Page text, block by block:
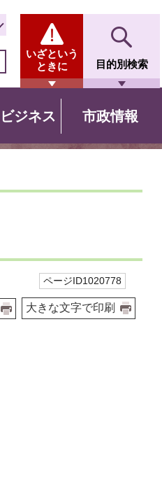
いざという
ときに
目的別検索
ジネス 市政情報
ページID1020778
大きな文字で印刷